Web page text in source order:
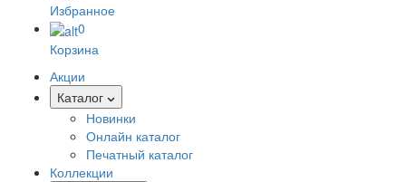
Избранное
0
Корзина
Акции
Каталог
Новинки
Онлайн каталог
Печатный каталог
Коллекции